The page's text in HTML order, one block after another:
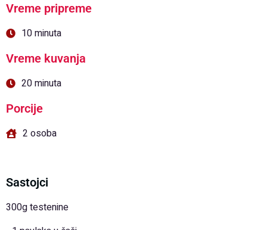
Vreme pripreme
10 minuta
Vreme kuvanja
20 minuta
Porcije
2 osoba
Sastojci
300g testenine